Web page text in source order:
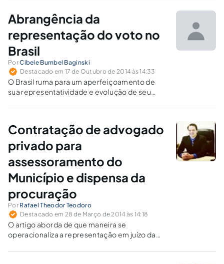
Abrangência da
representação do voto no
Brasil
PorCibele Bumbel Baginski
Destacado em 17 de Outubro de 2014 às 14:33
O Brasil ruma para um aperfeiçoamento de
sua representatividade e evolução de seu
Contratação de advogado
privado para
assessoramento do
Município e dispensa da
procuração
Por Rafael Theodor Teodoro
Destacado em 28 de Março de 2014 às 14:18
O artigo aborda de que maneira se
operacionaliza a representação em juízo da
discussão em torno da possibilidade de